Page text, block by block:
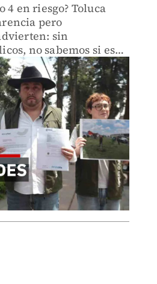
4 en riesgo? Toluca
pero
sin
no sabemos si es
ambiental.
activistas
ante Derechos